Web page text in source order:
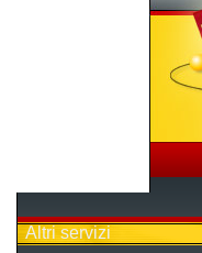
Altri servizi